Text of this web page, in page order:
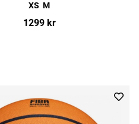
XS M
1299 kr